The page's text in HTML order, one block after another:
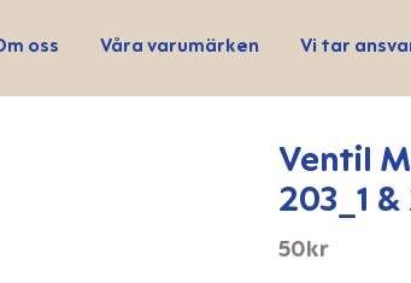
oss Våra varumärken Vi tar
Ventil
203_1
50kr